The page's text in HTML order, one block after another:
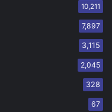
10,211
7,897
3,115
2,045
328
67